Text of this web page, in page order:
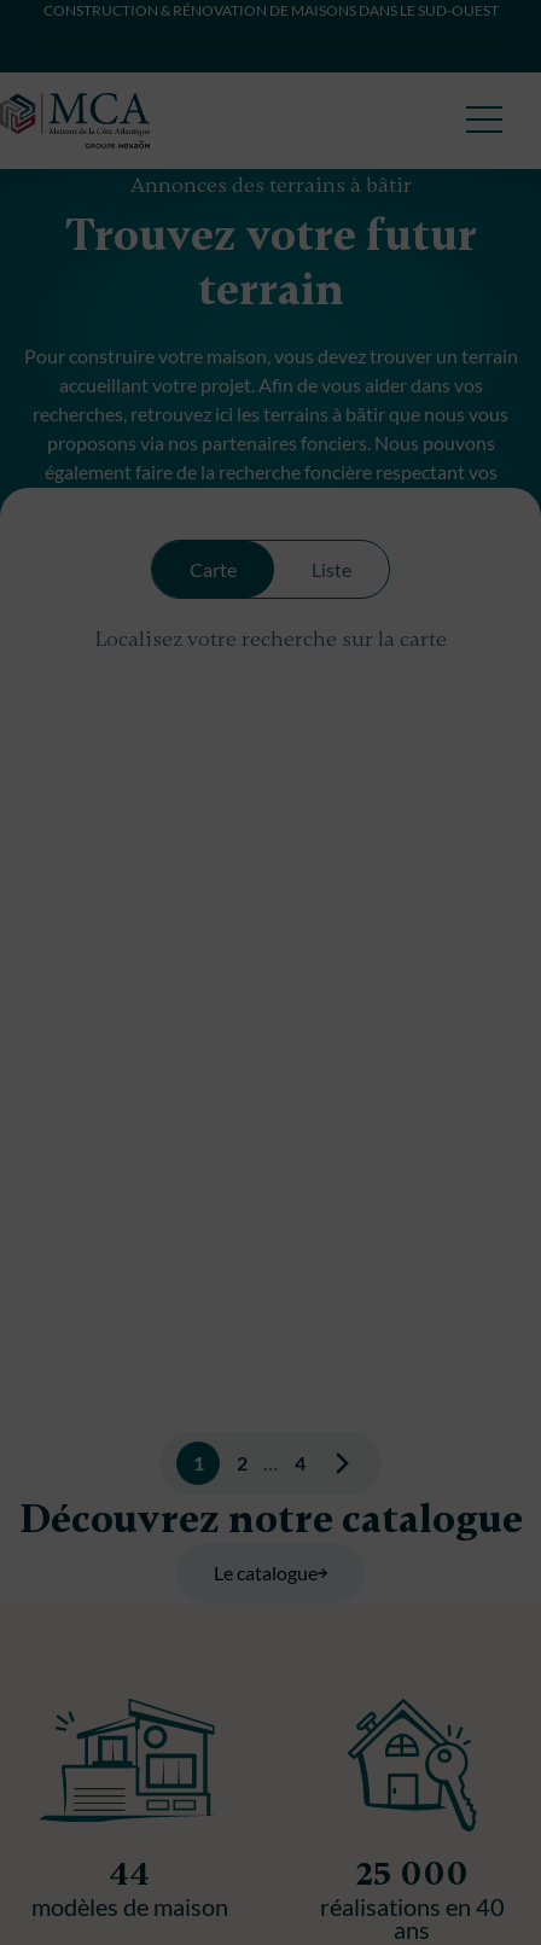
CONSTRUCTION & RÉNOVATION DE MAISONS DANS LE SUD-OUEST
Annonces des terrains à bâtir
Trouvez votre futur
terrain
Pour construire votre maison, vous devez trouver un terrain
accueillant votre projet. Afin de vous aider dans vos
recherches, retrouvez ici les terrains à bâtir que nous vous
proposons via nos partenaires fonciers. Nous pouvons
également faire de la recherche foncière respectant vos
Carte Liste
Localisez votre recherche sur la carte
Pagination
des
publications
1 2 … 4
Découvrez notre catalogue
Le catalogue
44
modèles de maison
25 000
réalisations en 40
ans